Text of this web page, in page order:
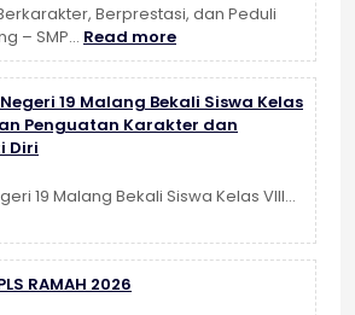
Berprestasi, dan Peduli
– SMP… Read more:
MPLS
Ramah
SMP
Negeri
2026
Sukses
Negeri 19 Malang Bekali Siswa Kelas
Penguatan Karakter dan
Diri
19 Malang Bekali Siswa Kelas VIII…
RAMAH 2026